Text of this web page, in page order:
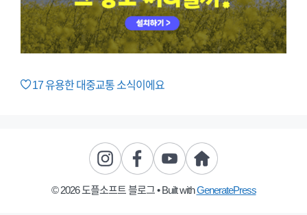
17유용한 대중교통 소식이에요
© 2026 도플소프트 블로그• Built withGeneratePress